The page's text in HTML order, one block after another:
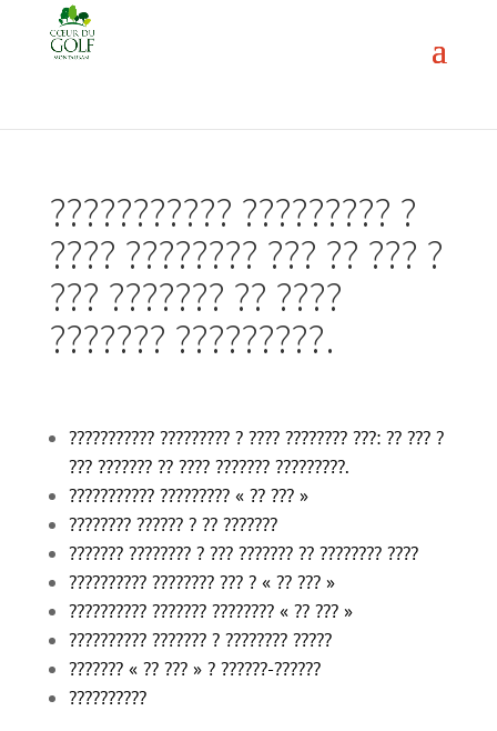
??????????? ????????? ?
???? ???????? ??? ?? ??? ?
??? ??????? ?? ????
??????? ?????????.
??????????? ????????? ? ???? ???????? ???: ?? ??? ?
??? ??????? ?? ???? ??????? ?????????.
??????????? ????????? « ?? ??? »
???????? ?????? ? ?? ???????
??????? ???????? ? ??? ??????? ?? ???????? ????
?????????? ???????? ??? ? « ?? ??? »
?????????? ??????? ???????? « ?? ??? »
?????????? ??????? ? ???????? ?????
??????? « ?? ??? » ? ??????-??????
??????????